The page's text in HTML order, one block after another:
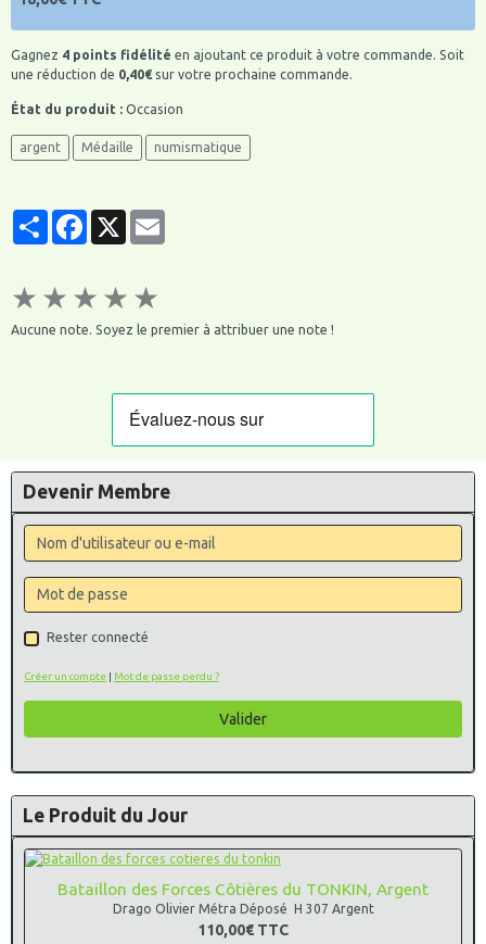
Gagnez 4 points fidélité en ajoutant ce produit à votre commande. Soit
une réduction de 0,40€ sur votre prochaine commande.
État du produit : Occasion
argent Médaille numismatique
PartagerFacebook
★ ★ ★ ★ ★
Aucune note. Soyez le premier à attribuer une note !
Devenir Membre
Rester connecté
Créer un compte | Mot de passe perdu ?
Valider
Le Produit du Jour
Bataillon des Forces Côtières du TONKIN, Argent
Drago Olivier Métra Déposé H 307 Argent
110,00€ TTC